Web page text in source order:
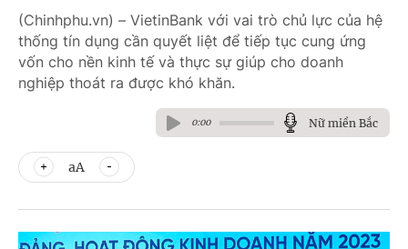
(Chinhphu.vn) – VietinBank với vai trò chủ lực của hệ
thống tín dụng cần quyết liệt để tiếp tục cung ứng
vốn cho nền kinh tế và thực sự giúp cho doanh
nghiệp thoát ra được khó khăn.
0:00 Nữ miền Bắc
aA